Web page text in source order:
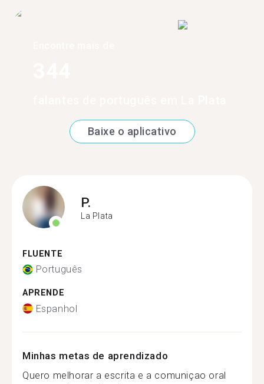
Baixe o aplicativo
P.
La Plata
FLUENTE
Português
APRENDE
Espanhol
Minhas metas de aprendizado
Quero melhorar a escrita e a comuniçao oral